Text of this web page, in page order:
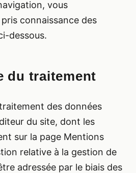
vous
connaissance des
dessous.
du traitement
des données
du site, dont les
sur la page Mentions
relative à la gestion de
adressée par le biais des